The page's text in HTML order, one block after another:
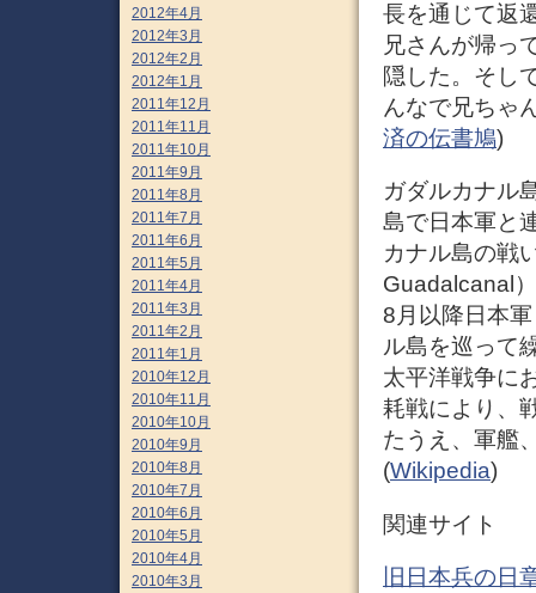
長を通じて返
兄さんが帰っ
隠した。そし
んなで兄ちゃ
済の伝書鳩)
ガダルカナル
島で日本軍と
カナル島の戦
Guadalcanal
8月以降日本
ル島を巡って
太平洋戦争に
耗戦により、
たうえ、軍艦
(Wikipedia)
関連サイト
旧日本兵の日
2012年4月
2012年3月
2012年2月
2012年1月
2011年12月
2011年11月
2011年10月
2011年9月
2011年8月
2011年7月
2011年6月
2011年5月
2011年4月
2011年3月
2011年2月
2011年1月
2010年12月
2010年11月
2010年10月
2010年9月
2010年8月
2010年7月
2010年6月
2010年5月
2010年4月
2010年3月